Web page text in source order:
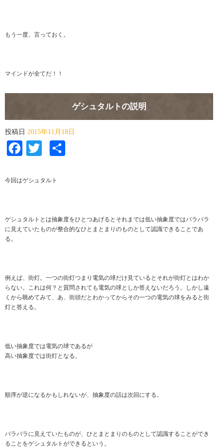
もう一度、言っておく。
マインドが全てだ！！
ゲシュタルトの説明
投稿日 2015年11月18日
Facebook
Twitter
今回はゲシュタルト
ゲシュタルトとは抽象度をひとつあげるとそれまでは低い抽象度ではバラバラ
に見えていたものが整合的なひとまとまりのものとして認識できることであ
る。
例えば、街灯。一つの街灯つまり電気の球だけ見ているとそれが街灯とはわか
らない。これは何？と質問されても電気の球としか答えないだろう。しかし遠
くから眺めてみて、あ、街頭だとわかってからその一つの電気の球をみると街
灯と答える。
低い抽象度では電気の球であるが
高い抽象度では街灯となる。
順序が逆になるかもしれないが、抽象度の話は次回にする。
バラバラに見えていたものが、ひとまとまりのものとして認識することができ
ることをゲシュタルトができるという。